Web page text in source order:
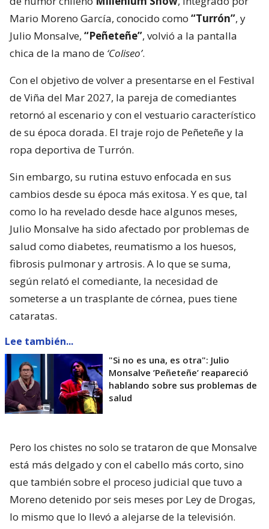
Mario Moreno García, conocido como “Turrón”, y
Julio Monsalve, “Peñeteñe”, volvió a la pantalla
chica de la mano de ‘Coliseo’.
Con el objetivo de volver a presentarse en el Festival
de Viña del Mar 2027, la pareja de comediantes
retornó al escenario y con el vestuario característico
de su época dorada. El traje rojo de Peñeteñe y la
ropa deportiva de Turrón.
Sin embargo, su rutina estuvo enfocada en sus
cambios desde su época más exitosa. Y es que, tal
como lo ha revelado desde hace algunos meses,
Julio Monsalve ha sido afectado por problemas de
salud como diabetes, reumatismo a los huesos,
fibrosis pulmonar y artrosis. A lo que se suma,
según relató el comediante, la necesidad de
someterse a un trasplante de córnea, pues tiene
cataratas.
Lee también...
"Si no es una, es otra": Julio
Monsalve ’Peñeteñe’ reapareció
hablando sobre sus problemas de
salud
Pero los chistes no solo se trataron de que Monsalve
está más delgado y con el cabello más corto, sino
que también sobre el proceso judicial que tuvo a
Moreno detenido por seis meses por Ley de Drogas,
lo mismo que lo llevó a alejarse de la televisión.